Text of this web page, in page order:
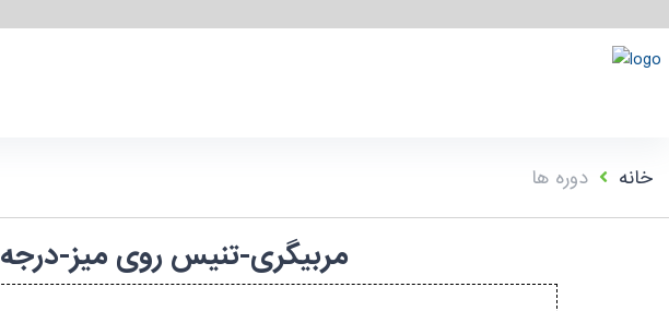
خانه دوره ها
مربیگری-تنیس روی میز-درجه ۲-گیلان-۱۴۰۳۴۲۱۹۴۷۲۳/۶۸۱۵۸-مشترک